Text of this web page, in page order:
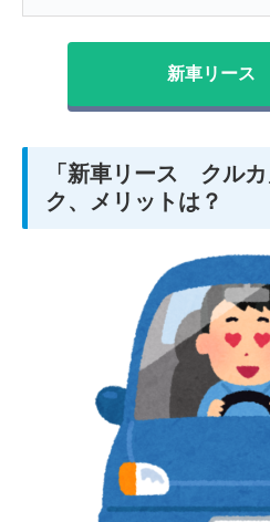
新車リース
「新車リース クル
ク、メリットは？